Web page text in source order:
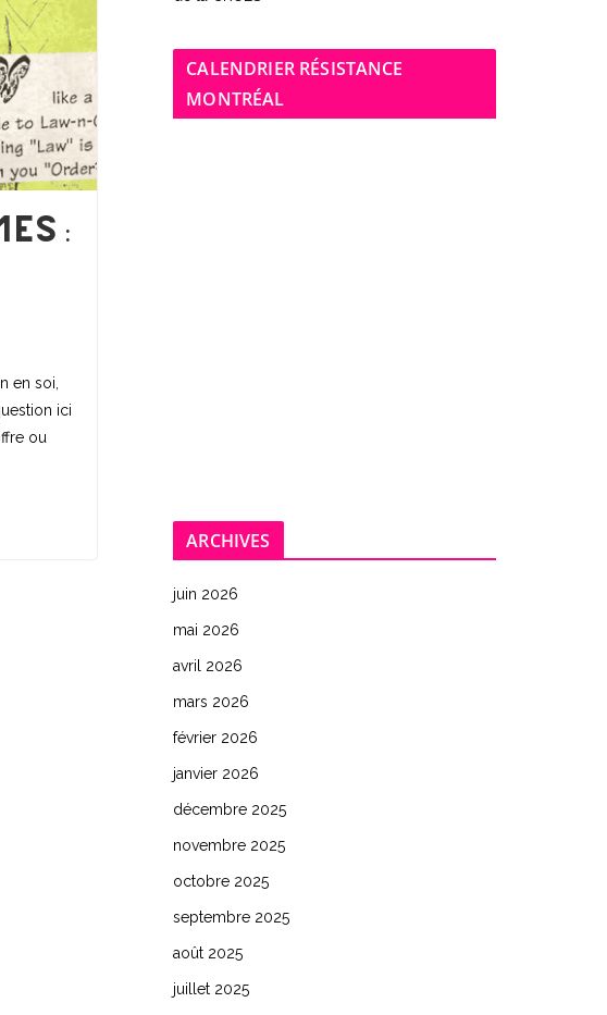
:
en soi,
ici
ou
CALENDRIER RÉSISTANCE
MONTRÉAL
ARCHIVES
juin 2026
mai 2026
avril 2026
mars 2026
février 2026
janvier 2026
décembre 2025
novembre 2025
octobre 2025
septembre 2025
août 2025
juillet 2025